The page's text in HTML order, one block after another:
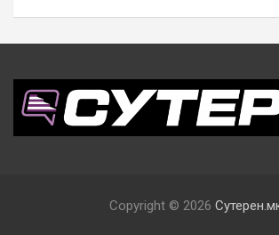
Copyright © 2026